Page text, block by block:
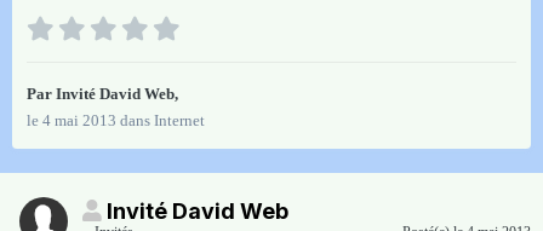
Par Invité David Web,
le 4 mai 2013 dans Internet
Invité David Web